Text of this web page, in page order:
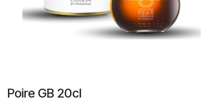
Poire GB 20cl